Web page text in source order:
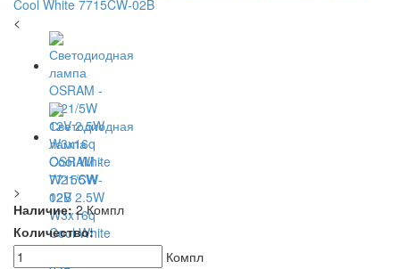
<
>
Наличие: 2 Компл
Количество:
Компл